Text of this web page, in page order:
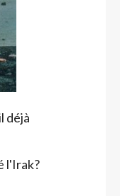
déjà
l'Irak?